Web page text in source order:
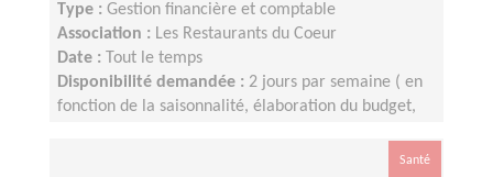
Type : Gestion financière et comptable
Association : Les Restaurants du Coeur
Date :
Tout le temps
Disponibilité demandée : 2 jours par semaine ( en
fonction de la saisonnalité, élaboration du budget,
Santé